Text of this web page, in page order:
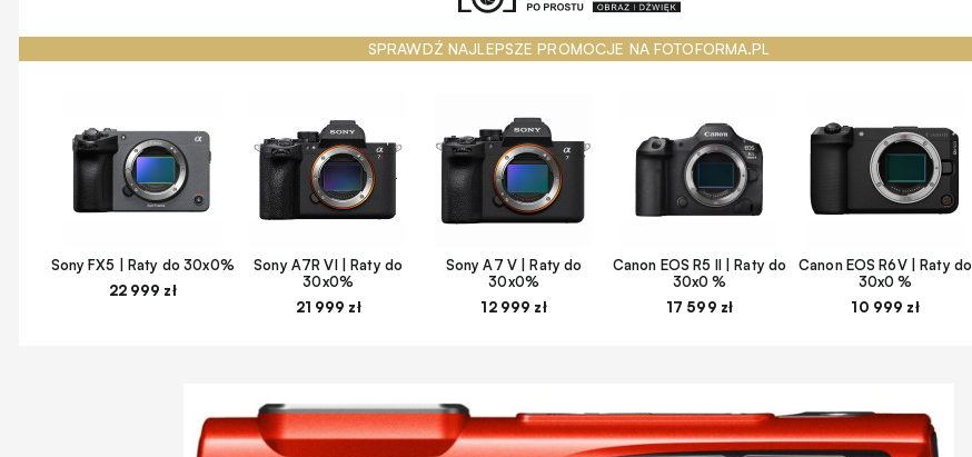
SPRAWDŹ NAJLEPSZE PROMOCJE NA FOTOFORMA.PL
Sony FX5 | Raty do 30x0%
22 999 zł
Sony A7R VI | Raty do
30x0%
21 999 zł
Sony A7 V | Raty do
30x0%
12 999 zł
Canon EOS R5 II | Raty do
30x0 %
17 599 zł
Canon EOS R6V | Raty do
30x0 %
10 999 zł